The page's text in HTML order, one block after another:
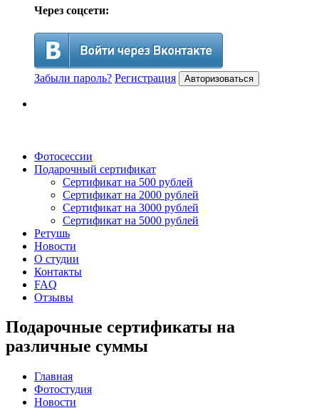
Через соцсети:
Забыли пароль? Регистрация Авторизоваться
Фотосессии
Подарочный сертификат
Сертификат на 500 рублей
Сертификат на 2000 рублей
Сертификат на 3000 рублей
Сертификат на 5000 рублей
Ретушь
Новости
О студии
Контакты
FAQ
Отзывы
Подарочные сертификаты на
различные суммы
Главная
Фотостудия
Новости